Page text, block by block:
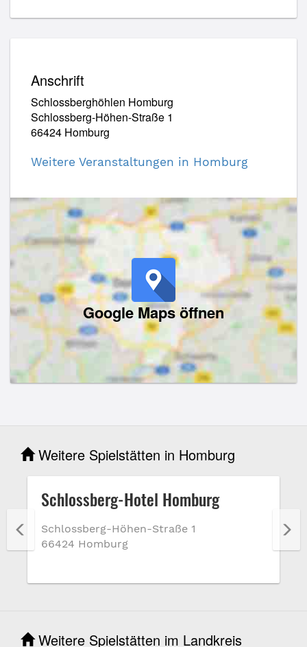
Anschrift
Schlossberghöhlen Homburg
Schlossberg-Höhen-Straße 1
66424 Homburg
Weitere Veranstaltungen in Homburg
Google Maps öffnen
Weitere Spielstätten in Homburg
Schlossberg-Hotel Homburg
Schlossberg-Höhen-Straße 1
66424 Homburg
Weitere Spielstätten im Landkreis